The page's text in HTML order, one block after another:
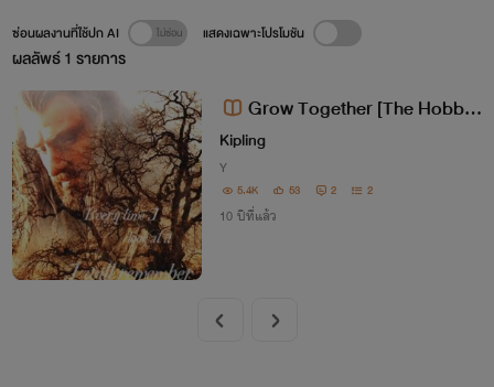
ผลลัพธ์1 รายการ
ซ่อนผลงานที่ใช้ปก AI แสดงเฉพาะโปรโมชัน
Grow Together [The Hobbit
Fanfic, Bagginshield, Thorin x B
ilbo]
Kipling
Y
5.4K 53 2 2
10 ปีที่แล้ว